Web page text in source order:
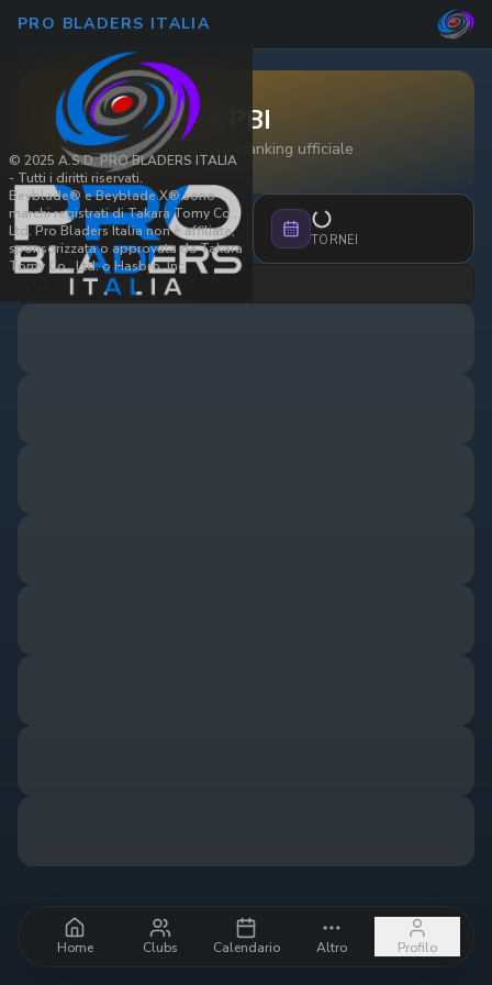
© 2025 A.S.D. PRO BLADERS ITALIA
- Tutti i diritti riservati.
Beyblade® e Beyblade X® sono
marchi registrati di Takara Tomy Co.,
Ltd. Pro Bladers Italia non è affiliata,
sponsorizzata o approvata da Takara
Tomy Co., Ltd. o Hasbro, Inc.
PRO BLADERS ITALIA
Classifica PBI
Pro Bladers Italia · Ranking ufficiale
GIOCATORI TORNEI
Home Clubs Calendario Altro Profilo